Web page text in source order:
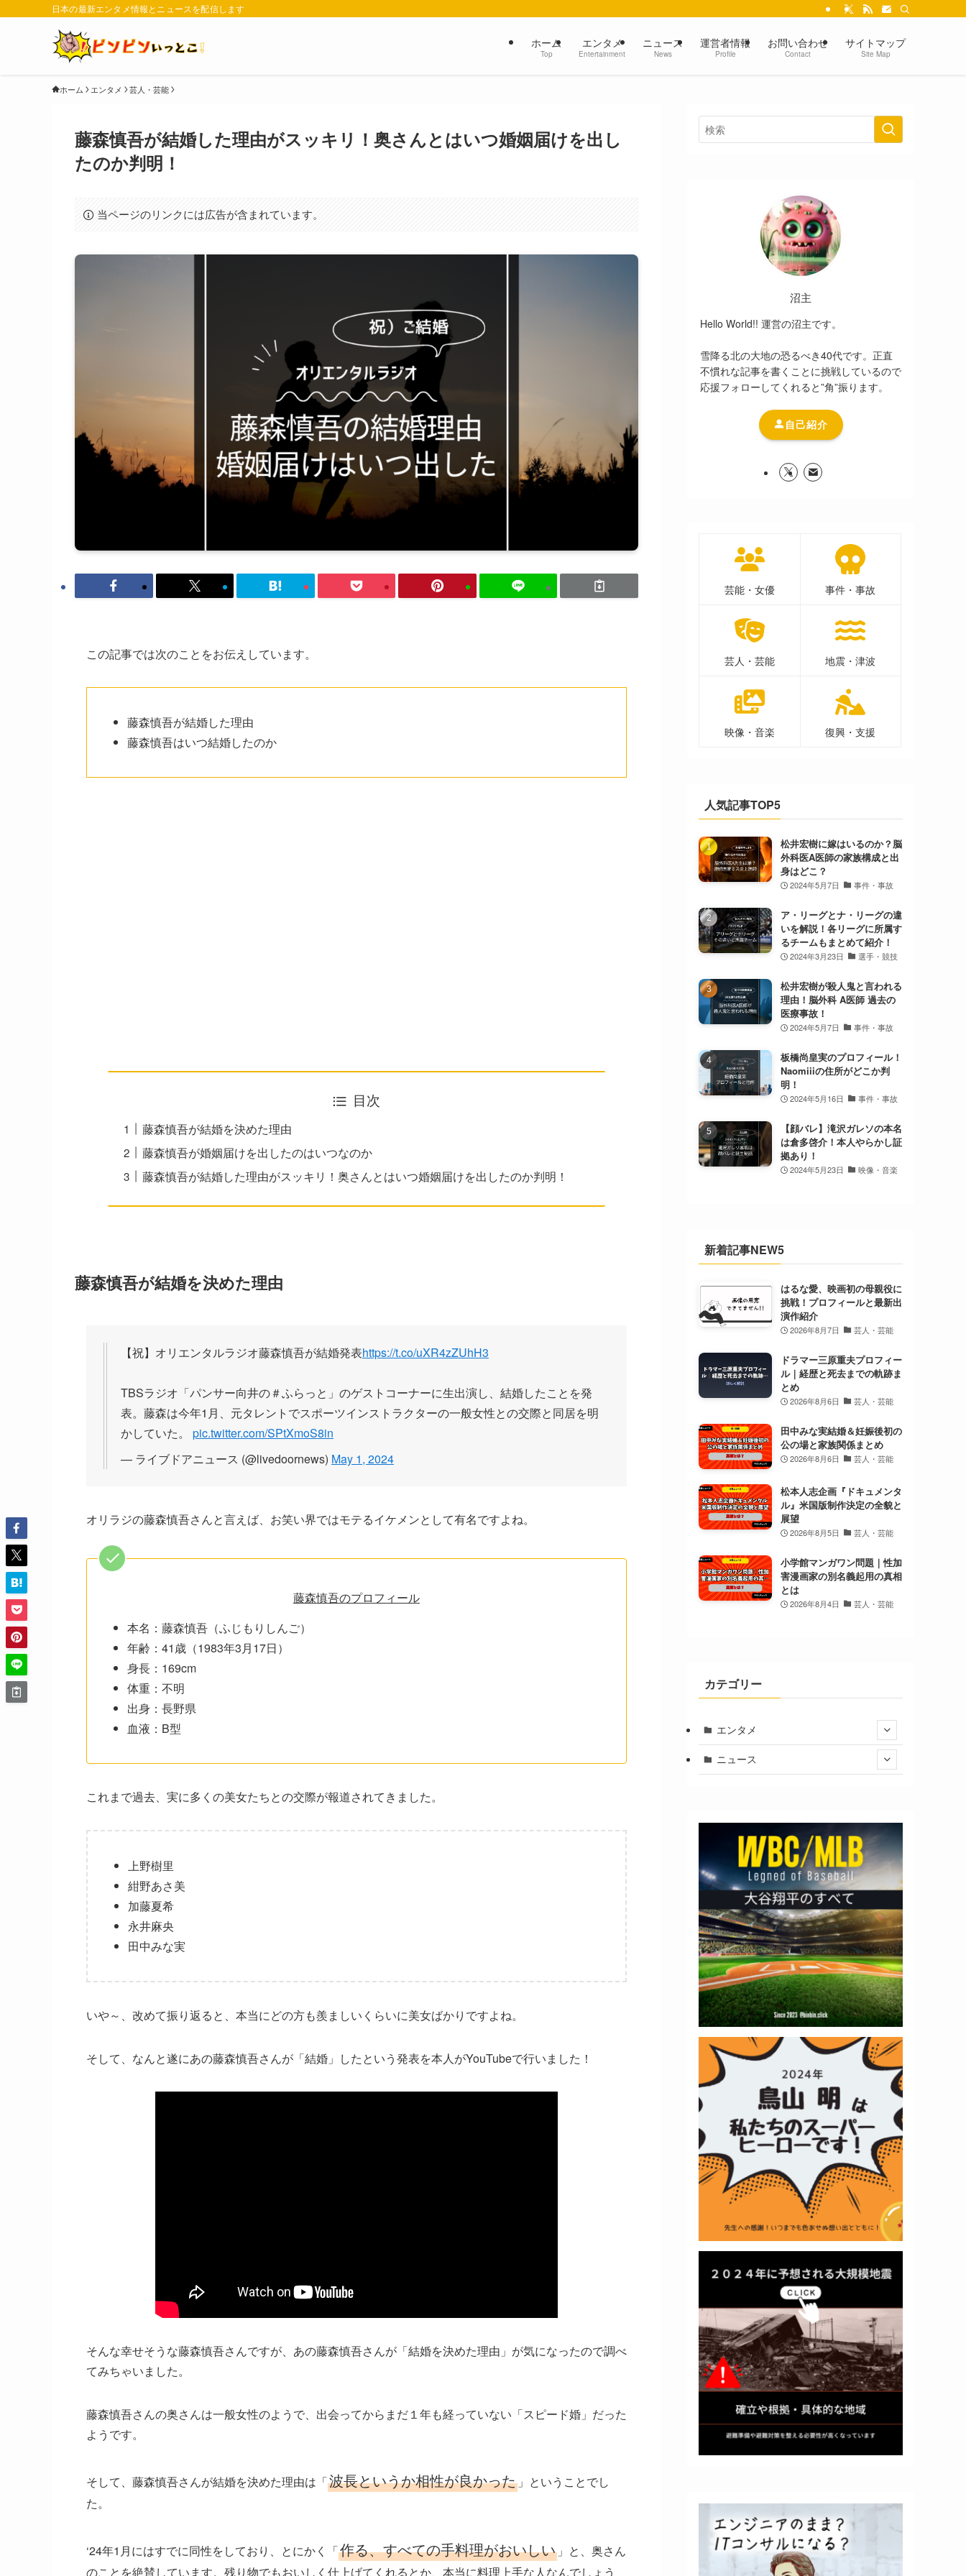
日本の最新エンタメ情報とニュースを配信します
ホーム
Top
エンタメ
Entertainment
ニュース
News
運営者情報
Profile
お問い合わせ
Contact
サイトマップ
Site Map
ホーム エンタメ 芸人・芸能
藤森慎吾が結婚した理由がスッキリ！奥さんとはいつ婚姻届けを出し
たのか判明！
当ページのリンクには広告が含まれています。
この記事では次のことをお伝えしています。
藤森慎吾が結婚した理由
藤森慎吾はいつ結婚したのか
目次
藤森慎吾が結婚を決めた理由
藤森慎吾が婚姻届けを出したのはいつなのか
藤森慎吾が結婚した理由がスッキリ！奥さんとはいつ婚姻届けを出したのか判明！
藤森慎吾が結婚を決めた理由
【祝】オリエンタルラジオ藤森慎吾が結婚発表https://t.co/uXR4zZUhH3
TBSラジオ「パンサー向井の＃ふらっと」のゲストコーナーに生出演し、結婚したことを発
表。藤森は今年1月、元タレントでスポーツインストラクターの一般女性との交際と同居を明
かしていた。 pic.twitter.com/SPtXmoS8in
— ライブドアニュース (@livedoornews) May 1, 2024
オリラジの藤森慎吾さんと言えば、お笑い界ではモテるイケメンとして有名ですよね。
藤森慎吾のプロフィール
本名：藤森慎吾（ふじもりしんご）
年齢：41歳（1983年3月17日）
身長：169cm
体重：不明
出身：長野県
血液：B型
これまで過去、実に多くの美女たちとの交際が報道されてきました。
上野樹里
紺野あさ美
加藤夏希
永井麻央
田中みな実
いや～、改めて振り返ると、本当にどの方も羨ましいくらいに美女ばかりですよね。
そして、なんと遂にあの藤森慎吾さんが「結婚」したという発表を本人がYouTubeで行いました！
そんな幸せそうな藤森慎吾さんですが、あの藤森慎吾さんが「結婚を決めた理由」が気になったので調べ
てみちゃいました。
藤森慎吾さんの奥さんは一般女性のようで、出会ってからまだ１年も経っていない「スピード婚」だった
ようです。
そして、藤森慎吾さんが結婚を決めた理由は「波長というか相性が良かった 」ということでし
た。
‘24年1月にはすでに同性をしており、とにかく「作る、すべての手料理がおいしい 」と、奥さん
のことを絶賛しています。残り物でもおいしく仕上げてくれるとか、本当に料理上手な人なんでしょう
沼主
Hello World!! 運営の沼主です。
雪降る北の大地の恐るべき40代です。正直
不慣れな記事を書くことに挑戦しているので
応援フォローしてくれると”角”振ります。
自己紹介
芸能・女優 事件・事故
芸人・芸能 地震・津波
映像・音楽 復興・支援
人気記事TOP5
松井宏樹に嫁はいるのか？脳
外科医A医師の家族構成と出
身はどこ？
2024年5月7日 事件・事故
ア・リーグとナ・リーグの違
いを解説！各リーグに所属す
るチームもまとめて紹介！
2024年3月23日 選手・競技
松井宏樹が殺人鬼と言われる
理由！脳外科 A医師 過去の
医療事故！
2024年5月7日 事件・事故
板橋尚皇実のプロフィール！
Naomiiiの住所がどこか判
明！
2024年5月16日 事件・事故
【顔バレ】滝沢ガレソの本名
は倉多啓介！本人やらかし証
拠あり！
2024年5月23日 映像・音楽
新着記事NEW5
はるな愛、映画初の母親役に
挑戦！プロフィールと最新出
演作紹介
2026年8月7日 芸人・芸能
ドラマー三原重夫プロフィー
ル｜経歴と死去までの軌跡ま
とめ
2026年8月6日 芸人・芸能
田中みな実結婚＆妊娠後初の
公の場と家族関係まとめ
2026年8月6日 芸人・芸能
松本人志企画『ドキュメンタ
ル』米国版制作決定の全貌と
展望
2026年8月5日 芸人・芸能
小学館マンガワン問題｜性加
害漫画家の別名義起用の真相
とは
2026年8月4日 芸人・芸能
カテゴリー
エンタメ
ニュース